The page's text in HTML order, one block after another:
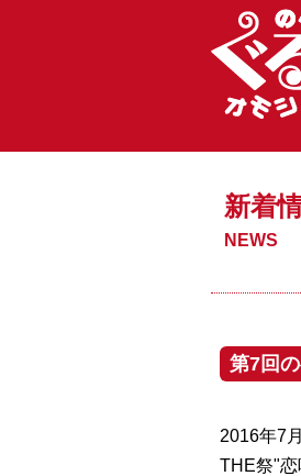
新着
NEWS
第7回
2016年7
THE祭"恋